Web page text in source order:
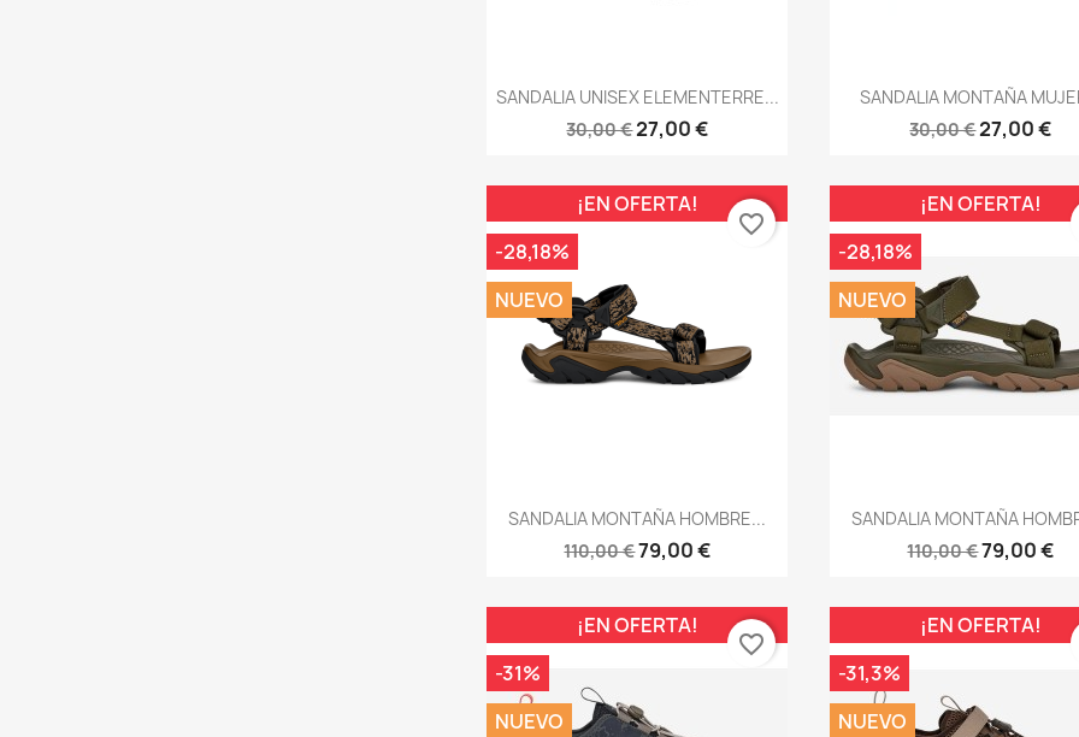
Vista rápida
SANDALIA UNISEX ELEMENTERRE...
30,00 €27,00 €
 Vista rápida
SANDALIA MONTAÑA
30,00 €27,00 €
Vista rápida
SANDALIA MONTAÑA HOMBRE...
110,00 €79,00 €
¡EN OFERTA!
-28,18%
NUEVO
favorite_border
Vista rápida
SANDALIA MONTAÑA
110,00 €79,00 €
¡EN OFERTA!
-28,18%
NUEVO
¡EN OFERTA!
-31%
NUEVO
favorite_border
¡EN OFERTA!
-31,3%
NUEVO